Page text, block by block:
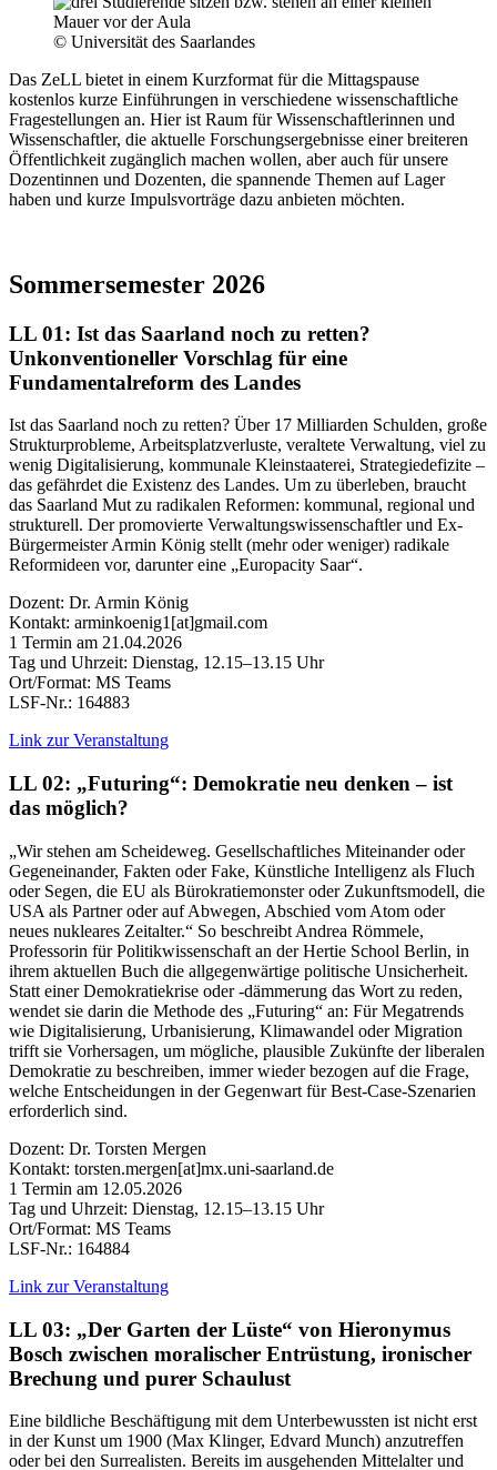
© Universität des Saarlandes
Das ZeLL bietet in einem Kurzformat für die Mittagspause
kostenlos kurze Einführungen in verschiedene wissenschaftliche
Fragestellungen an. Hier ist Raum für Wissenschaftlerinnen und
Wissenschaftler, die aktuelle Forschungsergebnisse einer breiteren
Öffentlichkeit zugänglich machen wollen, aber auch für unsere
Dozentinnen und Dozenten, die spannende Themen auf Lager
haben und kurze Impulsvorträge dazu anbieten möchten.
Sommersemester 2026
LL 01: Ist das Saarland noch zu retten?
Unkonventioneller Vorschlag für eine
Fundamentalreform des Landes
Ist das Saarland noch zu retten? Über 17 Milliarden Schulden, große
Strukturprobleme, Arbeitsplatzverluste, veraltete Verwaltung, viel zu
wenig Digitalisierung, kommunale Kleinstaaterei, Strategiedefizite –
das gefährdet die Existenz des Landes. Um zu überleben, braucht
das Saarland Mut zu radikalen Reformen: kommunal, regional und
strukturell. Der promovierte Verwaltungswissenschaftler und Ex-
Bürgermeister Armin König stellt (mehr oder weniger) radikale
Reformideen vor, darunter eine „Europacity Saar“.
Dozent: Dr. Armin König
Kontakt: arminkoenig1[at]gmail.com
1 Termin am 21.04.2026
Tag und Uhrzeit: Dienstag, 12.15–13.15 Uhr
Ort/Format: MS Teams
LSF-Nr.: 164883
Link zur Veranstaltung
LL 02: „Futuring“: Demokratie neu denken – ist
das möglich?
„Wir stehen am Scheideweg. Gesellschaftliches Miteinander oder
Gegeneinander, Fakten oder Fake, Künstliche Intelligenz als Fluch
oder Segen, die EU als Bürokratiemonster oder Zukunftsmodell, die
USA als Partner oder auf Abwegen, Abschied vom Atom oder
neues nukleares Zeitalter.“ So beschreibt Andrea Römmele,
Professorin für Politikwissenschaft an der Hertie School Berlin, in
ihrem aktuellen Buch die allgegenwärtige politische Unsicherheit.
Statt einer Demokratiekrise oder -dämmerung das Wort zu reden,
wendet sie darin die Methode des „Futuring“ an: Für Megatrends
wie Digitalisierung, Urbanisierung, Klimawandel oder Migration
trifft sie Vorhersagen, um mögliche, plausible Zukünfte der liberalen
Demokratie zu beschreiben, immer wieder bezogen auf die Frage,
welche Entscheidungen in der Gegenwart für Best-Case-Szenarien
erforderlich sind.
Dozent: Dr. Torsten Mergen
Kontakt: torsten.mergen[at]mx.uni-saarland.de
1 Termin am 12.05.2026
Tag und Uhrzeit: Dienstag, 12.15–13.15 Uhr
Ort/Format: MS Teams
LSF-Nr.: 164884
Link zur Veranstaltung
LL 03: „Der Garten der Lüste“ von Hieronymus
Bosch zwischen moralischer Entrüstung, ironischer
Brechung und purer Schaulust
Eine bildliche Beschäftigung mit dem Unterbewussten ist nicht erst
in der Kunst um 1900 (Max Klinger, Edvard Munch) anzutreffen
oder bei den Surrealisten. Bereits im ausgehenden Mittelalter und